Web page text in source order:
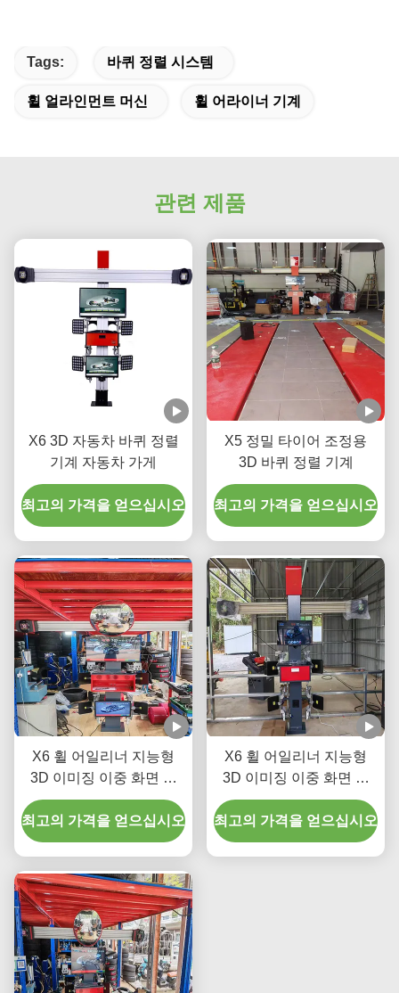
Tags: 바퀴 정렬 시스템
휠 얼라인먼트 머신 휠 어라이너 기계
관련 제품
X6 3D 자동차 바퀴 정렬
기계 자동차 가게
최고의 가격을 얻으십시오
X5 정밀 타이어 조정용
3D 바퀴 정렬 기계
최고의 가격을 얻으십시오
X6 휠 어일리너 지능형
3D 이미징 이중 화면 및
실시간 추적을 제공하여
차량 바퀴 정렬을 개선합
니다.
최고의 가격을 얻으십시오
X6 휠 어일리너 지능형
3D 이미징 이중 화면 및
차량 휠 어일리닝 성능을
위한 실시간 추적
최고의 가격을 얻으십시오